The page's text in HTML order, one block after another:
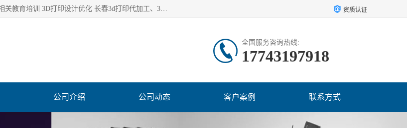
长春市东师青鸟科技有限公司从事3D打印代加工 3D打印设计服务 3D打印相关教育培训 3D打印设计优化 长春3d打印代加工、3D打印代加工及设计服务、3D打印相关教育培训、专利代理及优化、3D打印上下游技术服务，深耕工业设计、机械设计、3D打印多年年，拥有多项技术，辅助数十位客户完成自己的发明及实用新型专利。 资质认证
全国服务咨询热线:
17743197918
公司介绍 公司动态 客户案例 联系方式